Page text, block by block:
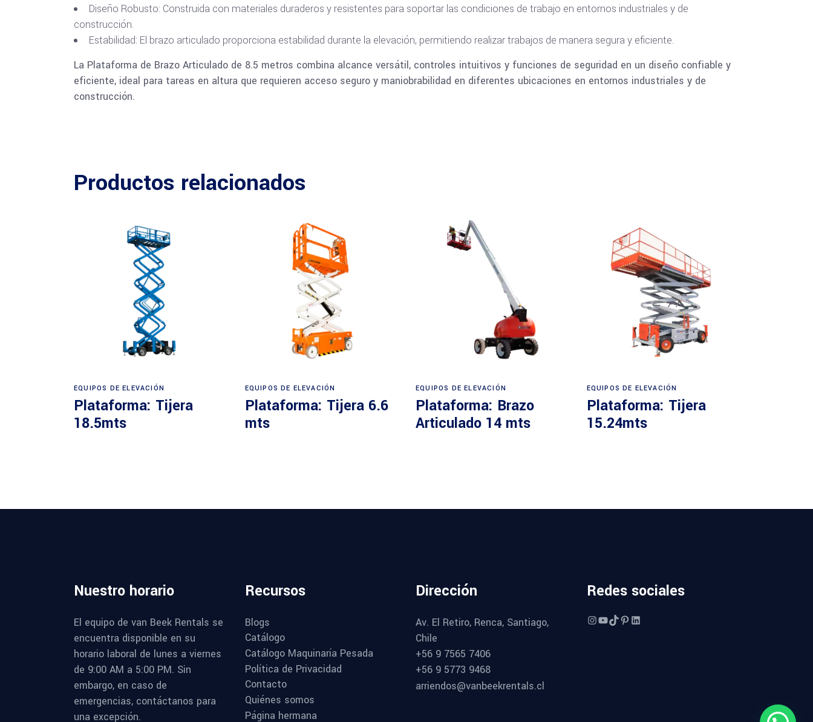
Diseño Robusto: Construida con materiales duraderos y resistentes para soportar las condiciones de trabajo en entornos industriales y de
construcción.
Estabilidad: El brazo articulado proporciona estabilidad durante la elevación, permitiendo realizar trabajos de manera segura y eficiente.
La Plataforma de Brazo Articulado de 8.5 metros combina alcance versátil, controles intuitivos y funciones de seguridad en un diseño confiable y
eficiente, ideal para tareas en altura que requieren acceso seguro y maniobrabilidad en diferentes ubicaciones en entornos industriales y de
construcción.
Productos relacionados
Leer más
EQUIPOS DE ELEVACIÓN
Plataforma: Tijera
18.5mts
Leer más
EQUIPOS DE ELEVACIÓN
Plataforma: Tijera 6.6
mts
Leer más
EQUIPOS DE ELEVACIÓN
Plataforma: Brazo
Articulado 14 mts
Leer más
EQUIPOS DE ELEVACIÓN
Plataforma: Tijera
15.24mts
Nuestro horario
El equipo de van Beek Rentals se
encuentra disponible en su
horario laboral de lunes a viernes
de 9:00 AM a 5:00 PM. Sin
embargo, en caso de
emergencias, contáctanos para
una excepción.
Recursos
Blogs
Catálogo
Catálogo Maquinaría Pesada
Política de Privacidad
Contacto
Quiénes somos
Página hermana
Dirección
Av. El Retiro, Renca, Santiago,
Chile
+56 9 7565 7406
+56 9 5773 9468
arriendos@vanbeekrentals.cl
Redes sociales
Instagram
YouTube
TikTok
Pinterest
LinkedIn